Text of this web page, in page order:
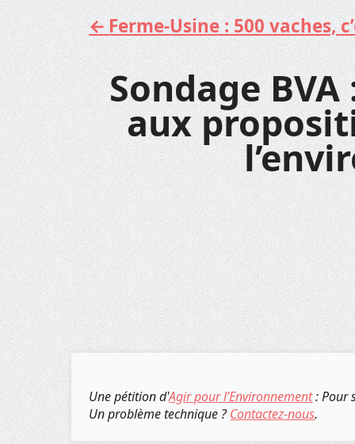
Aller
au
contenu
Ferme-Usine : 500 vaches,
Sondage
aux
Une pétition d'Agir pour l’Environnement: Pour
Un problème technique ?Contactez-nous.